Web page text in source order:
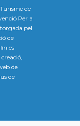
de
Per a
pel
de
de
de